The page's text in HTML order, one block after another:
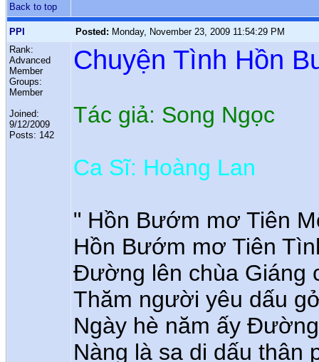
Back to top
PPI Posted: Monday, November 23, 2009 11:54:29 PM
Rank:
Advanced
Member
Groups:
Member
Joined:
9/12/2009
Posts: 142
Chuyện Tình Hồn
Tác giả: Song Ngọc
Ca Sĩ: Hoàng Lan
" Hồn Bướm mơ Tiên
Hồn Bướm mơ Tiên
Đường lên chùa Giáng
Thăm người yêu dấu
Ngày hè năm ấy
Nàng là sa di dấu thân